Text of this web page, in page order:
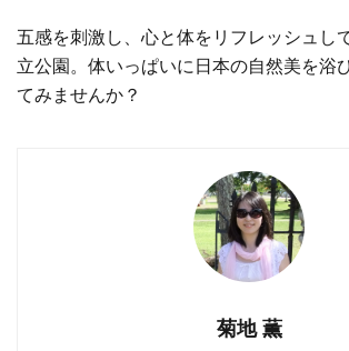
五感を刺激し、心と体をリフレッシュし
立公園。体いっぱいに日本の自然美を浴
てみませんか？
菊地 薫